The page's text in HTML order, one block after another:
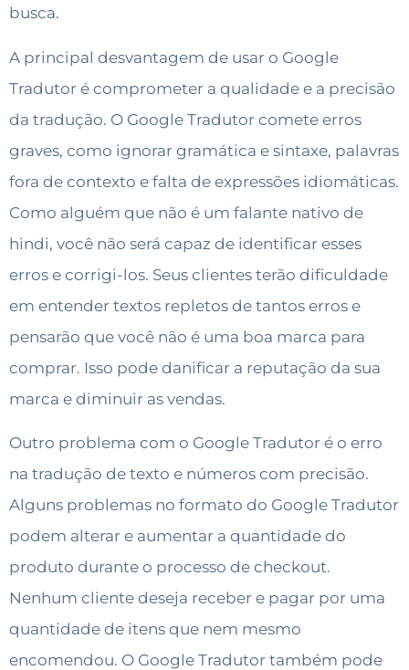
busca.
A principal desvantagem de usar o Google
Tradutor é comprometer a qualidade e a precisão
da tradução. O Google Tradutor comete erros
graves, como ignorar gramática e sintaxe, palavras
fora de contexto e falta de expressões idiomáticas.
Como alguém que não é um falante nativo de
hindi, você não será capaz de identificar esses
erros e corrigi-los. Seus clientes terão dificuldade
em entender textos repletos de tantos erros e
pensarão que você não é uma boa marca para
comprar. Isso pode danificar a reputação da sua
marca e diminuir as vendas.
Outro problema com o Google Tradutor é o erro
na tradução de texto e números com precisão.
Alguns problemas no formato do Google Tradutor
podem alterar e aumentar a quantidade do
produto durante o processo de checkout.
Nenhum cliente deseja receber e pagar por uma
quantidade de itens que nem mesmo
encomendou. O Google Tradutor também pode